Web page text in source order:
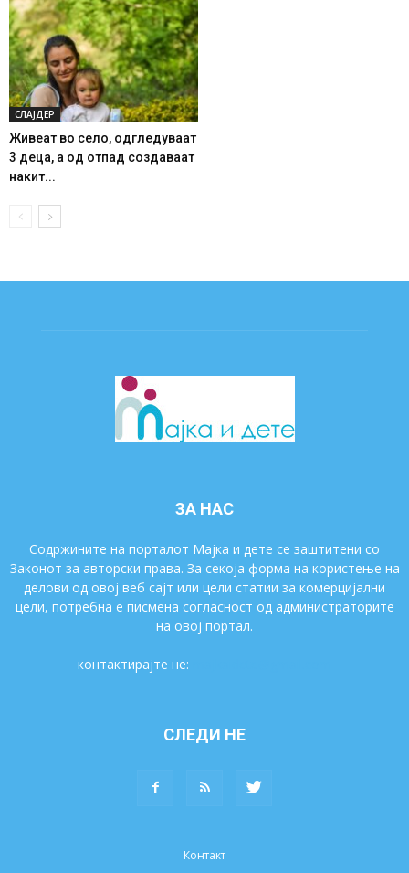
СЛАЈДЕР
Живеат во село, одгледуваат
3 деца, а од отпад создаваат
накит...
ЗА НАС
Содржините на порталот Мајка и дете се заштитени со
Законот за авторски права. За секоја форма на користење на
делови од овој веб сајт или цели статии за комерцијални
цели, потребна е писмена согласност од администраторите
на овој портал.
контактирајте не:
СЛЕДИ НЕ
Контакт